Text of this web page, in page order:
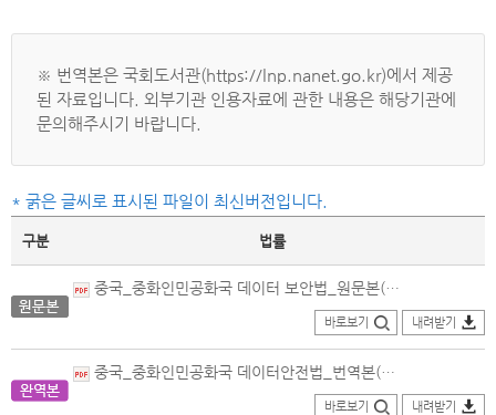
※ 번역본은 국회도서관(https://lnp.nanet.go.kr)에서 제공
된 자료입니다. 외부기관 인용자료에 관한 내용은 해당기관에
문의해주시기 바랍니다.
* 굵은 글씨로 표시된 파일이 최신버전입니다.
구분 법률
중국_중화인민공화국 데이터 보안법_원문본(2021.06.10.제정).pdf
바로보기 내려받기
중국_중화인민공화국 데이터안전법_번역본(2021.06.10.제정)_국회도서관.pdf
바로보기 내려받기